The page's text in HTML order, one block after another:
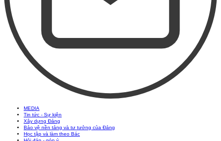
MEDIA
Tin tức - Sự kiện
Xây dựng Đảng
Bảo vệ nền tảng và tư tưởng của Đảng
Học tập và làm theo Bác